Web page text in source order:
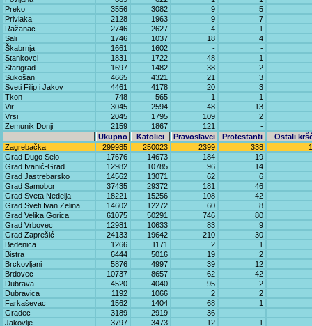
Preko
3556 3082 9
5
Privlaka
2128 1963 9
7
Ražanac
2746 2627 4
1
Sali
1746 1037 18
4
Škabrnja
1661 1602 -
-
Stankovci
1831 1722 48
1
Starigrad
1697 1482 38
2
Sukošan
4665 4321 21
3
Sveti Filip i Jakov
4461 4178 20
3
Tkon
748 565 1
1
Vir
3045 2594 48
13
Vrsi
2045 1795 109
2
Zemunik Donji
2159 1867 121
-
Ukupno
Katolici Pravoslavci Protestanti
Ostali
Zagrebačka
299985 250023 2399 338
Grad Dugo Selo
17676 14673 184
19
Grad Ivanić-Grad
12982 10785 96
14
Grad Jastrebarsko
14562 13071 62
6
Grad Samobor
37435 29372 181
46
Grad Sveta Nedelja
18221 15256 108
42
Grad Sveti Ivan Zelina
14602 12272 60
8
Grad Velika Gorica
61075 50291 746
80
Grad Vrbovec
12981 10633 83
9
Grad Zaprešić
24133 19642 210
30
Bedenica
1266 1171 2
1
Bistra
6444 5016 19
2
Brckovljani
5876 4997 39
12
Brdovec
10737 8657 62
42
Dubrava
4520 4040 95
2
Dubravica
1192 1066 2
2
Farkaševac
1562 1404 68
1
Gradec
3189 2919 36
-
Jakovlje
3797 3473 12
1